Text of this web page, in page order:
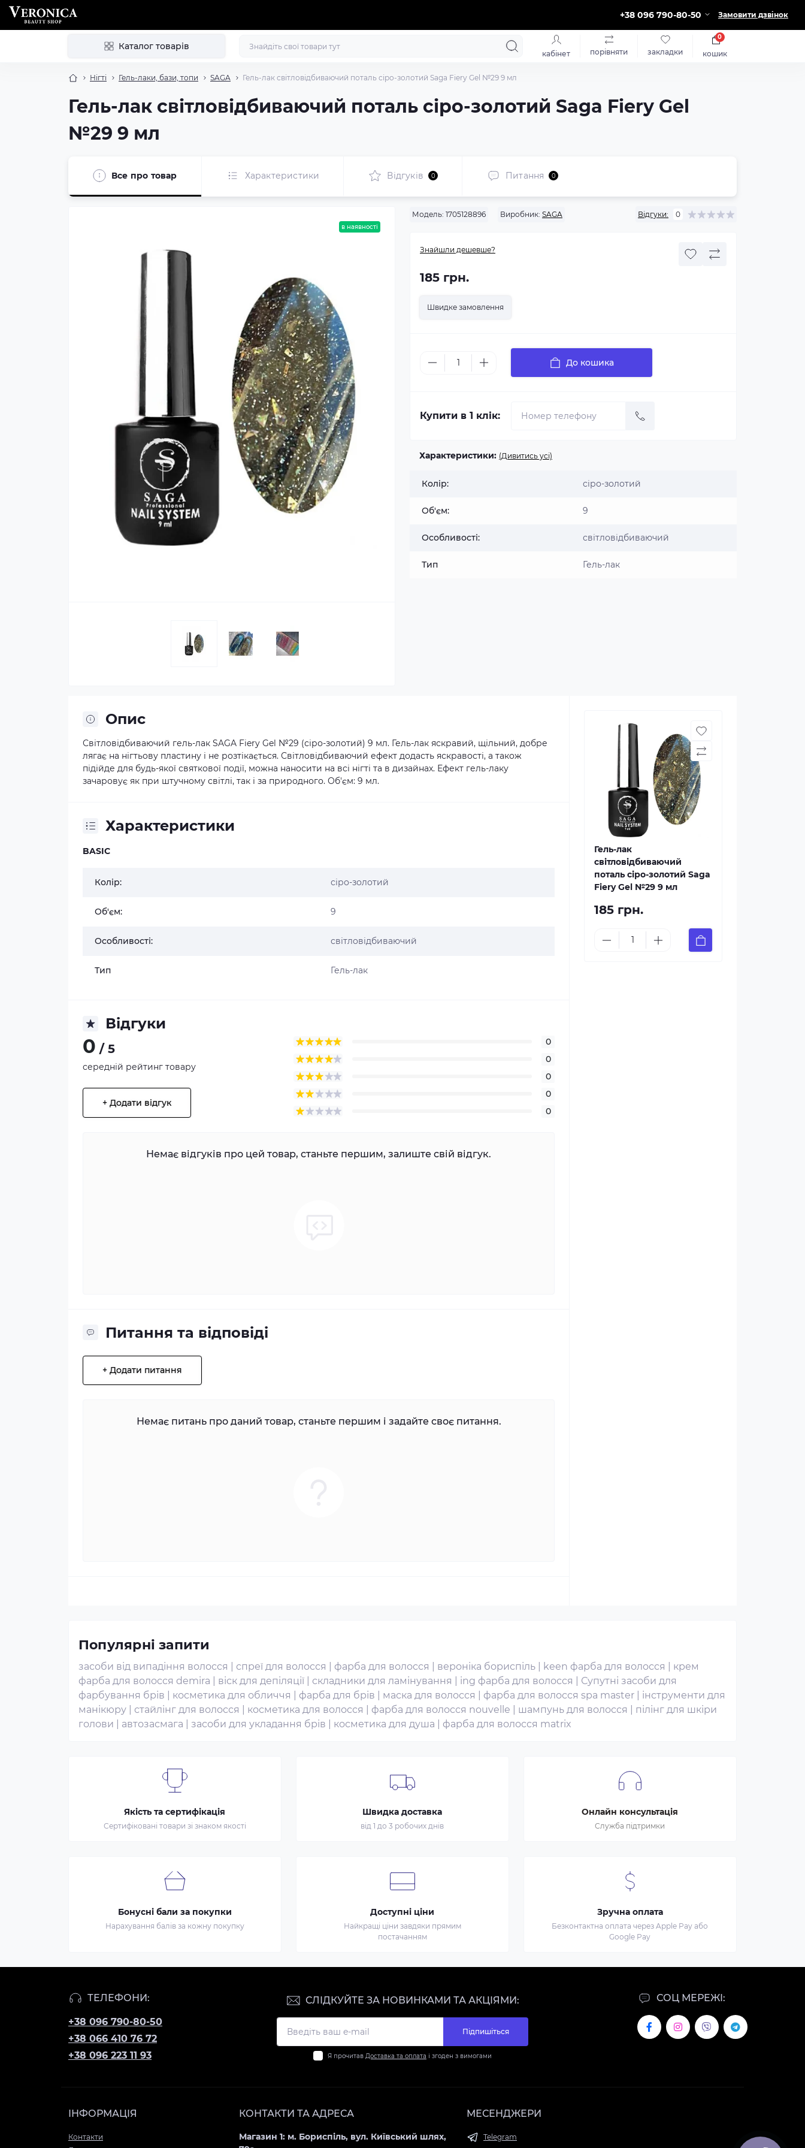
+38 096 790-80-50 Замовити дзвінок
Каталог товарів
кабінет порівняти закладки кошик
0
Нігті Гель-лаки, бази, топи SAGA Гель-лак світловідбиваючий поталь сіро-золотий Saga Fiery Gel №29 9 мл
Гель-лак світловідбиваючий поталь сіро-золотий Saga Fiery Gel
№29 9 мл
Все про товар Характеристики Відгуків 0 Питання 0
в наявності
Модель: 1705128896 Виробник: SAGA Відгуки: 0
Знайшли дешевше?
185 грн.
Швидке замовлення
До кошика
Купити в 1 клік:
Характеристики: (Дивитись усі)
Колір: сіро-золотий
Об'єм: 9
Особливості: світловідбиваючий
Тип Гель-лак
Опис
Світловідбиваючий гель-лак SAGA Fiery Gel №29 (сіро-золотий) 9 мл. Гель-лак яскравий, щільний, добре
лягає на нігтьову пластину і не розтікається. Світловідбиваючий ефект додасть яскравості, а також
підійде для будь-якої святкової події, можна наносити на всі нігті та в дизайнах. Ефект гель-лаку
зачаровує як при штучному світлі, так і за природного. Об'єм: 9 мл.
Характеристики
BASIC
Колір: сіро-золотий
Об'єм: 9
Особливості: світловідбиваючий
Тип Гель-лак
Відгуки
0 / 5
середній рейтинг товару
+ Додати відгук
0
0
0
0
0
Немає відгуків про цей товар, станьте першим, залиште свій відгук.
Питання та відповіді
+ Додати питання
Немає питань про даний товар, станьте першим і задайте своє питання.
Гель-лак
світловідбиваючий
поталь сіро-золотий Saga
Fiery Gel №29 9 мл
185 грн.
Популярні запити
засоби від випадіння волосся спреї для волосся фарба для волосся вероніка бориспіль keen фарба для волосся
крем
фарба для волосся demira
віск для депіляції складники для ламінування ing фарба для волосся
Супутні засоби для
фарбування брів
косметика для обличчя фарба для брів маска для волосся фарба для волосся spa master
інструменти для
манікюру
стайлінг для волосся косметика для волосся фарба для волосся nouvelle шампунь для волосся
пілінг для шкіри
голови
автозасмага засоби для укладання брів косметика для душа фарба для волосся matrix
Якість та сертифікація
Сертифіковані товари зі знаком якості
Швидка доставка
від 1 до 3 робочих днів
Онлайн консультація
Служба підтримки
Бонусні бали за покупки
Нарахування балів за кожну покупку
Доступні ціни
Найкращі ціни завдяки прямим
постачанням
Зручна оплата
Безконтактна оплата через Apple Pay або
Google Pay
ТЕЛЕФОНИ:
+38 096 790-80-50
+38 066 410 76 72
+38 096 223 11 93
СОЦ МЕРЕЖІ:
СЛІДКУЙТЕ ЗА НОВИНКАМИ ТА АКЦІЯМИ:
Підпишіться
Я прочитав Доставка та оплата і згоден з вимогами
ІНФОРМАЦІЯ
Контакти
КОНТАКТИ ТА АДРЕСА
Магазин 1: м. Бориспіль, вул. Київський шлях,
МЕСЕНДЖЕРИ
Telegram